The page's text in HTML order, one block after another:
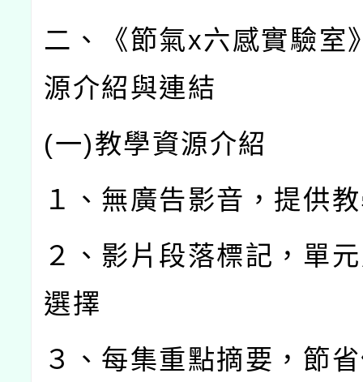
二、《節氣x六感實驗室
源介紹與連結
(一)教學資源介紹
１、無廣告影音，提供
２、影片段落標記，單
選擇
３、每集重點摘要，節